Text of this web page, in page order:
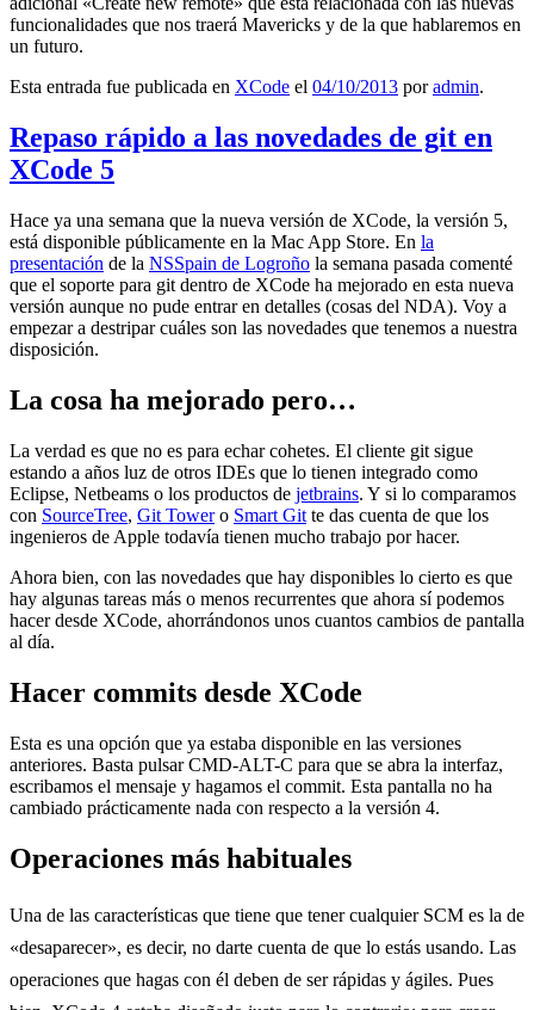
funcionalidades que nos traerá Mavericks y de la que hablaremos en
un futuro.
Esta entrada fue publicada en XCode el 04/10/2013 poradmin.
Repaso rápido a las novedades de git en
XCode 5
Hace ya una semana que la nueva versión de XCode, la versión 5,
está disponible públicamente en la Mac App Store. En la
presentación de la NSSpain de Logroño la semana pasada comenté
que el soporte para git dentro de XCode ha mejorado en esta nueva
versión aunque no pude entrar en detalles (cosas del NDA). Voy a
empezar a destripar cuáles son las novedades que tenemos a nuestra
disposición.
La cosa ha mejorado pero…
La verdad es que no es para echar cohetes. El cliente git sigue
estando a años luz de otros IDEs que lo tienen integrado como
Eclipse, Netbeams o los productos de jetbrains. Y si lo comparamos
con SourceTree, Git Towero Smart Git te das cuenta de que los
ingenieros de Apple todavía tienen mucho trabajo por hacer.
Ahora bien, con las novedades que hay disponibles lo cierto es que
hay algunas tareas más o menos recurrentes que ahora sí podemos
hacer desde XCode, ahorrándonos unos cuantos cambios de pantalla
al día.
Hacer commits desde XCode
Esta es una opción que ya estaba disponible en las versiones
anteriores. Basta pulsar CMD-ALT-C para que se abra la interfaz,
escribamos el mensaje y hagamos el commit. Esta pantalla no ha
cambiado prácticamente nada con respecto a la versión 4.
Operaciones más habituales
Una de las características que tiene que tener cualquier SCM es la de
«desaparecer», es decir, no darte cuenta de que lo estás usando. Las
operaciones que hagas con él deben de ser rápidas y ágiles. Pues